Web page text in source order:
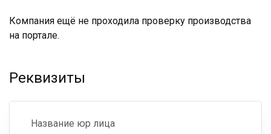
Компания ещё не проходила проверку производства
на портале.
Реквизиты
Название юр лица